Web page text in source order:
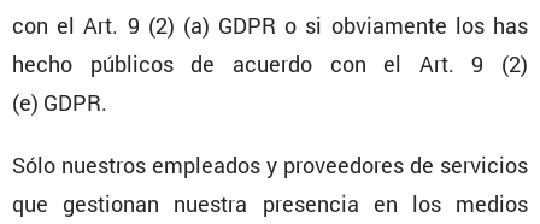
con el Art. 9 (2) (a) GDPR o si obvia­mente los has
hecho públicos de acuerdo con el Art. 9 (2)
(e) GDPR.
Sólo nuestros empleados y provee­dores de servi­cios
que gestionan nuestra presencia en los medios